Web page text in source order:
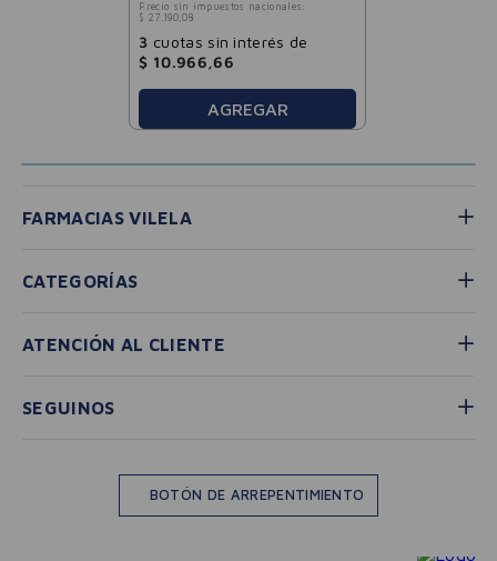
Precio sin impuestos nacionales:
$ 27 .190,08
3 cuotas sin interés de
$ 10.966 ,66
AGREGAR
FARMACIAS VILELA
CATEGORÍAS
ATENCIÓN AL CLIENTE
SEGUINOS
BOTÓN DE ARREPENTIMIENTO